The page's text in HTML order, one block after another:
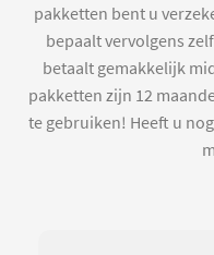
pakketten bent u
bepaalt vervolgens
betaalt gemakkelijk
pakketten zijn 12
te gebruiken! Heeft u